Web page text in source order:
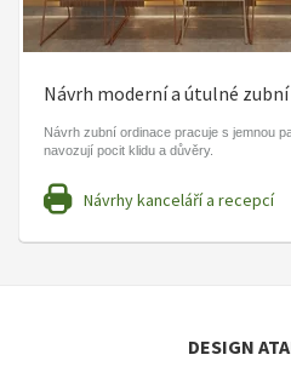
Návrh moderní a útulné
Návrh zubní ordinace pracuje s jemnou
navozují pocit klidu a důvěry.
Návrhy kanceláří a recepcí
DESIGN